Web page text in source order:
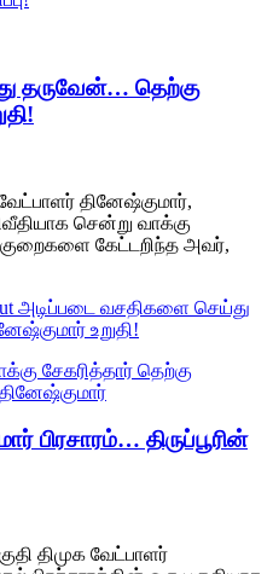
தருவேன்… தெற்கு
தினேஷ்குமார்,
சென்று வாக்கு
கேட்டறிந்த அவர்,
அடிப்படை வசதிகளை செய்து
உறுதி!
பிரசாரம்… திருப்பூரின்
திமுக வேட்பாளர்